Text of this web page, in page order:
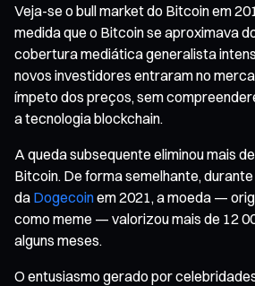
Veja-se o bull market do Bitcoin em
medida que o Bitcoin se aproximava
cobertura mediática generalista
novos investidores entraram no
ímpeto dos preços, sem
a tecnologia blockchain.
A queda subsequente eliminou mais
Bitcoin. De forma semelhante,
da Dogecoinem 2021, a moeda —
como meme — valorizou mais de 12
alguns meses.
O entusiasmo gerado por